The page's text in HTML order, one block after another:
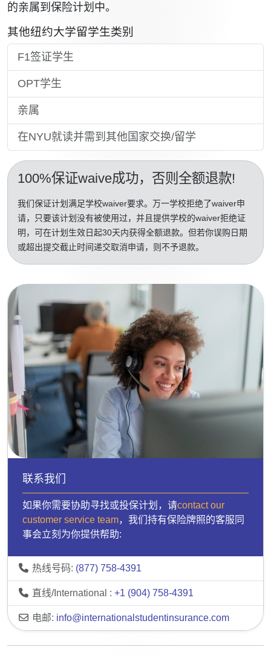
的亲属到保险计划中。
其他纽约大学留学生类别
F1签证学生
OPT学生
亲属
在NYU就读并需到其他国家交换/留学
100%保证waive成功，否则全额退款!
我们保证计划满足学校waiver要求。万一学校拒绝了waiver申
请，只要该计划没有被使用过，并且提供学校的waiver拒绝证
明，可在计划生效日起30天内获得全额退款。但若你误购日期
或超出提交截止时间递交取消申请，则不予退款。
联系我们
如果你需要协助寻找或投保计划，请contact our
customer service team，我们持有保险牌照的客服同
事会立刻为你提供帮助:
热线号码: (877) 758-4391
直线/International : +1 (904) 758-4391
电邮: info@internationalstudentinsurance.com